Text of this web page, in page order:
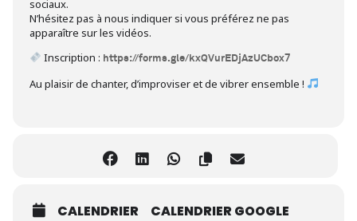
sociaux.
N’hésitez pas à nous indiquer si vous préférez ne pas
apparaître sur les vidéos.
Inscription : https://forms.gle/kxQVurEDjAzUCbox7
Au plaisir de chanter, d’improviser et de vibrer ensemble !
CALENDRIER CALENDRIER GOOGLE